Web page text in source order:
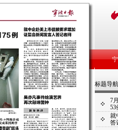
标题导航
7
53
就
答